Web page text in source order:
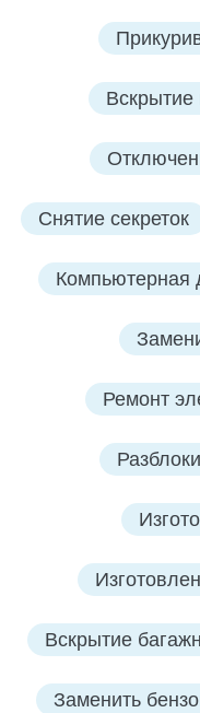
Снятие секреток
Компьютерная
Ремонт
Вскрытие
Заменить